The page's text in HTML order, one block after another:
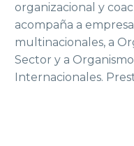
organizacional y
acompaña a
multinacionales, a
Sector y a
Internacionales.